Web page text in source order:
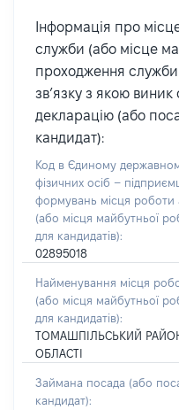
Інформація про
служби (або місце
проходження служби
зв’язку з якою виник
декларацію (або
кандидат):
Код в Єдиному
фізичних осіб –
формувань місця
(або місця майбутньої
для кандидатів):
02895018
Найменування місця
(або місця майбутньої
для кандидатів):
ТОМАШПІЛЬСЬКИЙ
ОБЛАСТІ
Займана посада (або
кандидат):